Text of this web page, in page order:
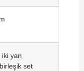
yan
set